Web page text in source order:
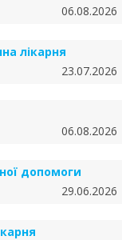
06.08.2026
лікарня
23.07.2026
06.08.2026
допомоги
29.06.2026